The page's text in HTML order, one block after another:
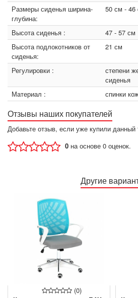
Размеры сиденья ширина-
глубина:
50 см - 46
Высота сиденья :
47 - 57 см
Высота подлокотников от
сиденья:
21 см
Регулировки :
степени
сиденья
Материал :
спинки
Отзывы наших покупателей
Добавьте отзыв, если уже купили данный
0 на основе 0 оценок.
Другие
(0)